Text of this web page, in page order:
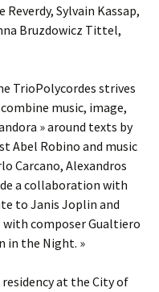
Reverdy, Sylvain Kassap,
Bruzdowicz Tittel,
TrioPolycordes strives
music, image,
» around texts by
Abel Robino and music
Carcano, Alexandros
a collaboration with
to Janis Joplin and
composer Gualtiero
in the Night. »
at the City of